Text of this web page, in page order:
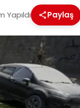
Yapıldı Paylaş